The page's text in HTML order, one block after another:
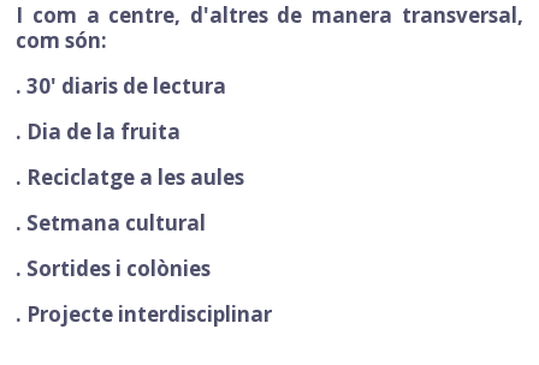
I com a centre, d'altres de manera transversal,
com són:
. 30' diaris de lectura
. Dia de la fruita
. Reciclatge a les aules
. Setmana cultural
. Sortides i colònies
. Projecte interdisciplinar